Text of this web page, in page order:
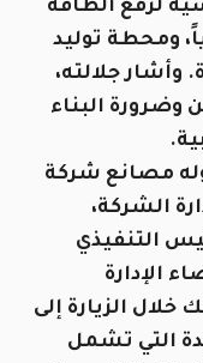
لرفع الطاقة
طن سنوياً، ومحطة توليد
وأشار جلالته،
وضرورة البناء
مصانع شركة
الشركة،
التنفيذي
الإدارة
خلال الزيارة إلى
التي تشمل